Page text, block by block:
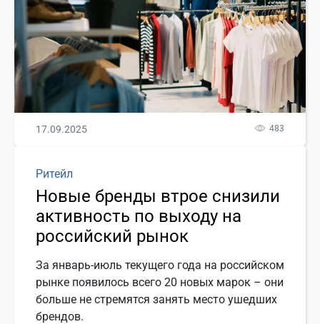
17.09.2025 483
Ритейл
Новые бренды втрое снизили
активность по выходу на
российский рынок
За январь-июль текущего года на российском
рынке появилось всего 20 новых марок – они
больше не стремятся занять место ушедших
брендов.